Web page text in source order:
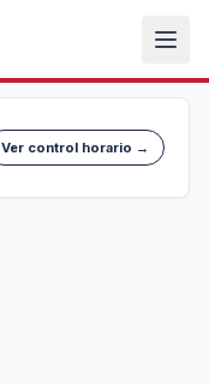
Ver control horario →